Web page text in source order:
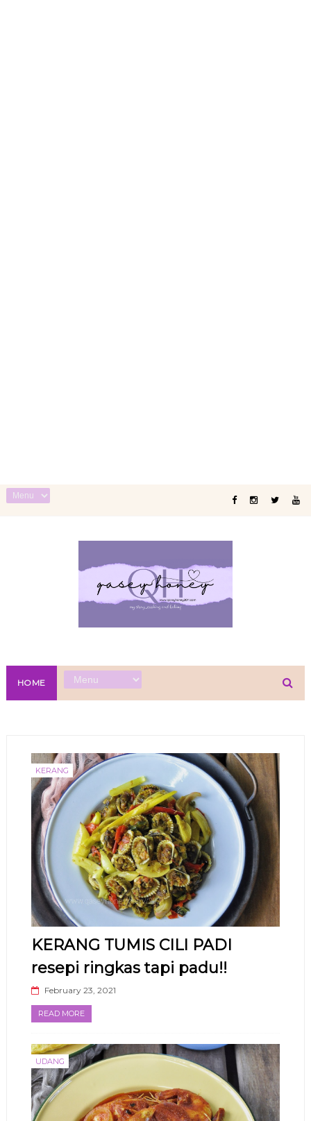
HOME
KERANG
KERANG TUMIS CILI PADI
resepi ringkas tapi padu!!
February 23, 2021
READ MORE
UDANG